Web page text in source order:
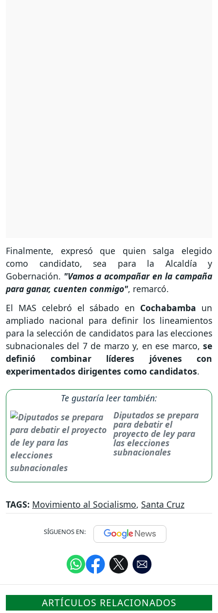
Finalmente, expresó que quien salga elegido
como candidato, sea para la Alcaldía y
Gobernación. "Vamos a acompañar en la campaña
para ganar, cuenten conmigo", remarcó.
El MAS celebró el sábado en Cochabamba un
ampliado nacional para definir los lineamientos
para la selección de candidatos para las elecciones
subnacionales del 7 de marzo y, en ese marco, se
definió combinar líderes jóvenes con
experimentados dirigentes como candidatos.
Te gustaría leer también:
Diputados se prepara
para debatir el
proyecto de ley para
las elecciones
subnacionales
TAGS: Movimiento al Socialismo, Santa Cruz
SÍGUENOS EN:
ARTÍCULOS RELACIONADOS